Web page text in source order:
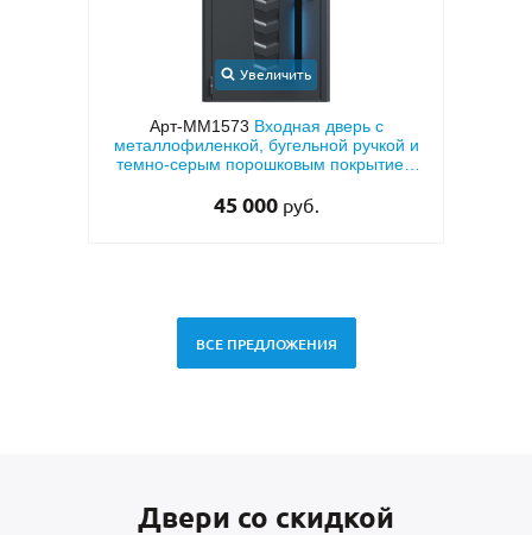
Арт-ММ49Белая входная дверь с МДФ с
двух сторон и шумоизоляцией
ВСЕ ПРЕДЛОЖЕНИЯ
Двери со скидкой